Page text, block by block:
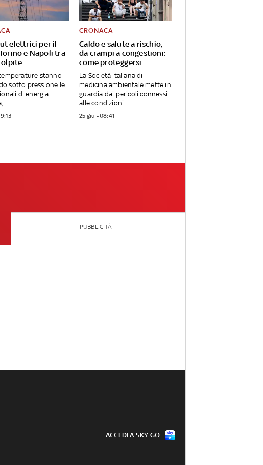
elettrici per il
e Napoli tra
stanno
sotto pressione le
di energia
Caldo e salute a rischio,
da crampi a congestioni:
come proteggersi
CRONACA
La Società italiana di
medicina ambientale mette in
guardia dai pericoli connessi
alle condizioni...
25 giu - 08:41
PUBBLICITÀ
ACCEDI A SKY GO